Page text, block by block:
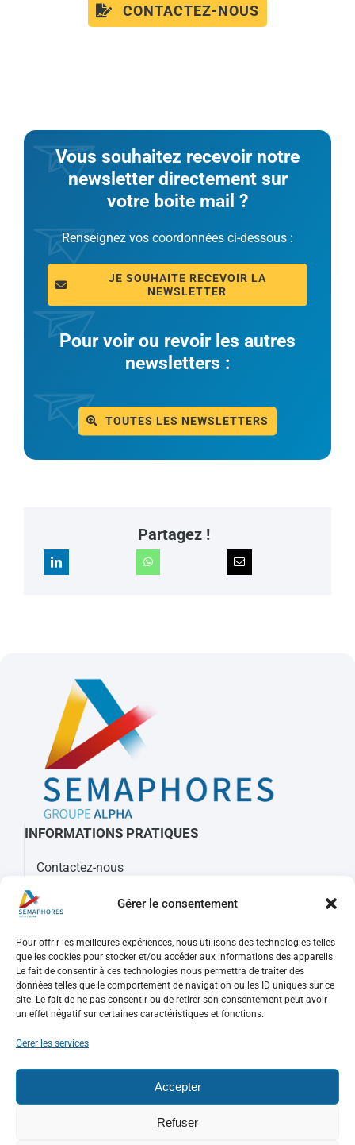
Gérer le consentement
Pour offrir les meilleures expériences, nous utilisons des technologies telles
que les cookies pour stocker et/ou accéder aux informations des appareils.
Le fait de consentir à ces technologies nous permettra de traiter des
données telles que le comportement de navigation ou les ID uniques sur ce
site. Le fait de ne pas consentir ou de retirer son consentement peut avoir
un effet négatif sur certaines caractéristiques et fonctions.
Gérer les services
Accepter
Refuser
CONTACTEZ-NOUS
Vous souhaitez recevoir notre
newsletter directement sur
votre boite mail ?
Renseignez vos coordonnées ci-dessous :
JE SOUHAITE RECEVOIR LA
NEWSLETTER
Pour voir ou revoir les autres
newsletters :
TOUTES LES NEWSLETTERS
Partagez !
INFORMATIONS PRATIQUES
Contactez-nous
Mots clés, sigles et glossaire
REJOIGNEZ-NOUS
Nos offres d’emploi
Consulter votre compte
Faire une candidature spontanée